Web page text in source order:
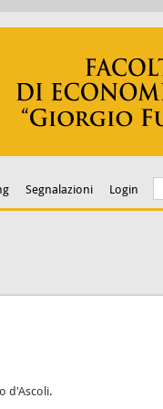
Segnalazioni Login
d'Ascoli.